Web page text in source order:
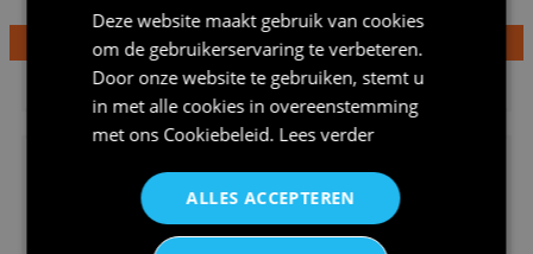
Dames v hals t-shirt prinses v...
Deze website maakt gebruik van cookies
om de gebruikerservaring te verbeteren.
Door onze website te gebruiken, stemt u
in met alle cookies in overeenstemming
met ons Cookiebeleid. Lees verder
ALLES ACCEPTEREN